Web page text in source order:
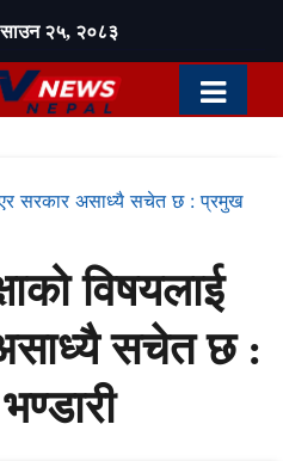
साउन २५, २०८३
सरकार असाध्यै सचेत छ : प्रमुख
विषयलाई
सचेत छ :